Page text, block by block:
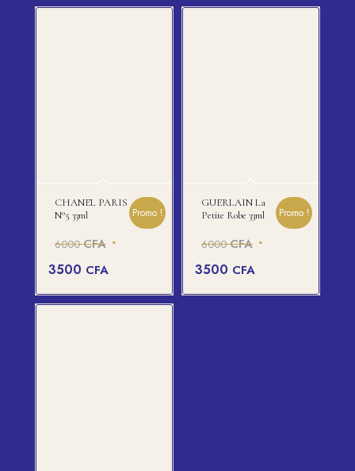
CHANEL PARIS
N°5 33ml
6000CFA Le
initial
était :
3500 CFA
actuel
Promo !
GUERLAIN La
Petite Robe 33ml
6000CFA Le
initial
était :
3500 CFA
Promo !